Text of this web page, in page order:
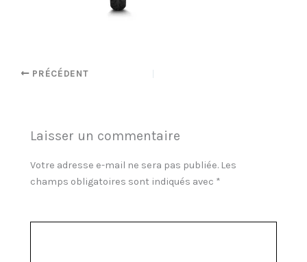
PRÉCÉDENT
Laisser un commentaire
Votre adresse e-mail ne sera pas publiée. Les
champs obligatoires sont indiqués avec *